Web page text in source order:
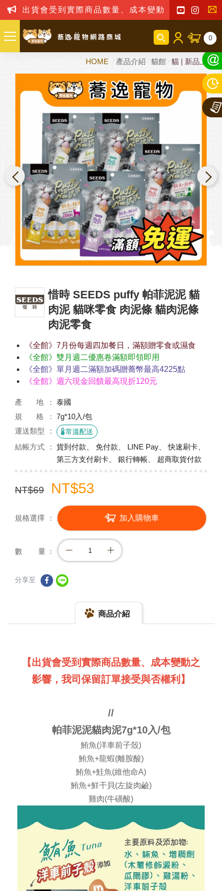
出貨會受到實際商品數量、成本變動之影響，我司保
聯
我
們
0
HOME 產品介紹 貓館 貓 | 新品上市
惜時 SEEDS puffy 帕菲泥泥 貓
肉泥 貓咪零食 肉泥條 貓肉泥條
肉泥零食
《全館》7月份每週四加餐日，滿額贈零食或濕食
《全館》雙月週二優惠卷滿額即領即用
《全館》單月週二滿額加碼贈蕎幣最高4225點
《全館》週六現金回饋最高現折120元
產 地
泰國
規 格
7g*10入/包
運送類型
常溫配送
結帳方式
貨到付款、 免付款、 LINE Pay、 快速刷卡、
第三方支付刷卡、 銀行轉帳、 超商取貨付款
NT$69 NT$53
規格選擇 加入購物車
數 量
分享至
商品介紹
【出貨會受到實際商品數量、成本變動之
影響，我司保留訂單接受與否權利】
//
帕菲泥泥貓肉泥7g*10入/包
鮪魚(洋車前子殼)
鮪魚+龍蝦(離胺酸)
鮪魚+鮭魚(維他命A)
鮪魚+鮮干貝(左旋肉鹼)
雞肉(牛磺酸)